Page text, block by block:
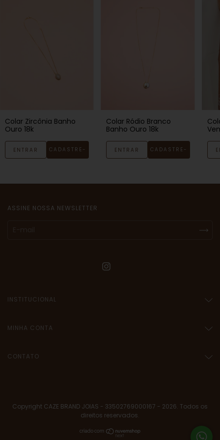
Colar Zircônia Banho
Ouro 18k
ENTRAR CADASTRE-
Colar Ródio Branco
Banho Ouro 18k
ENTRAR CADASTRE-
ASSINE NOSSA NEWSLETTER
INSTITUCIONAL
MINHA CONTA
CONTATO
Copyright CAZE BRAND JOIAS - 33502769000167 - 2026. Todos os
direitos reservados.